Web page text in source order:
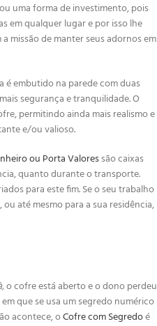
uma forma de investimento, pois
em qualquer lugar e por isso lhe
a missão de manter seus adornos em
é embutido na parede com duas
segurança e tranquilidade. O
permitindo ainda mais realismo e
e/ou valioso.
ou Porta Valoressão caixas
quanto durante o transporte.
para este fim. Se o seu trabalho
até mesmo para a sua residência,
o cofre está aberto e o dono perdeu
que se usa um segredo numérico
acontece, oCofre com Segredoé